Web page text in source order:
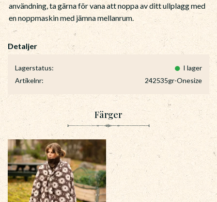
Lagerstatus
I lager
Artikelnr
242535gr-Onesize
användning, ta gärna för vana att noppa av ditt ullplagg med
en noppmaskin med jämna mellanrum.
Färger